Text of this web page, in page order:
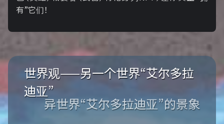
有”它们！
世界观——另一个世界“艾尔多拉
迪亚”
异世界“艾尔多拉迪亚”的景象